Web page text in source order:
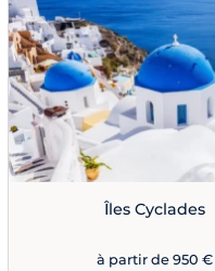
Îles Cyclades
à partir de 950 €